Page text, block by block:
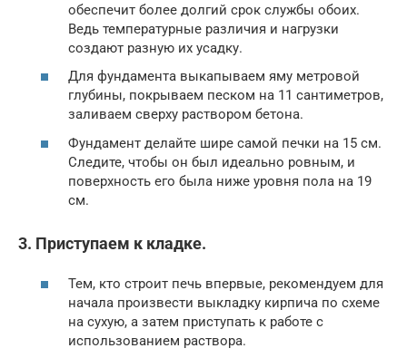
обеспечит более долгий срок службы обоих.
Ведь температурные различия и нагрузки
создают разную их усадку.
Для фундамента выкапываем яму метровой
глубины, покрываем песком на 11 сантиметров,
заливаем сверху раствором бетона.
Фундамент делайте шире самой печки на 15 см.
Следите, чтобы он был идеально ровным, и
поверхность его была ниже уровня пола на 19
см.
3. Приступаем к кладке.
Тем, кто строит печь впервые, рекомендуем для
начала произвести выкладку кирпича по схеме
на сухую, а затем приступать к работе с
использованием раствора.